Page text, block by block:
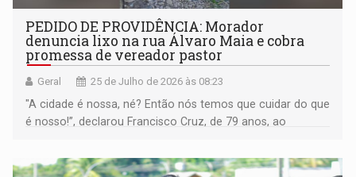
PEDIDO DE PROVIDÊNCIA: Morador
denuncia lixo na rua Álvaro Maia e cobra
promessa de vereador pastor
Geral 25 de Julho de 2026 às 08:23
"A cidade é nossa, né? Então nós temos que cuidar do que
é nosso!”, declarou Francisco Cruz, de 79 anos, ao